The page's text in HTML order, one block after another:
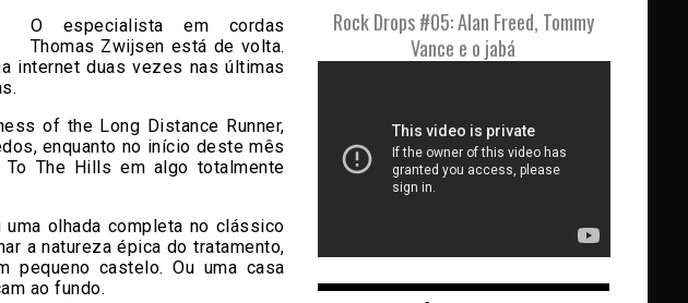
O especialista em cordas
Thomas Zwijsen está de volta.
internet duas vezes nas últimas
of the Long Distance Runner,
enquanto no início deste mês
The Hills em algo totalmente
olhada completa no clássico
a natureza épica do tratamento,
pequeno castelo. Ou uma casa
ao fundo.
Rock Drops #05: Alan Freed, Tommy
Vance e o jabá